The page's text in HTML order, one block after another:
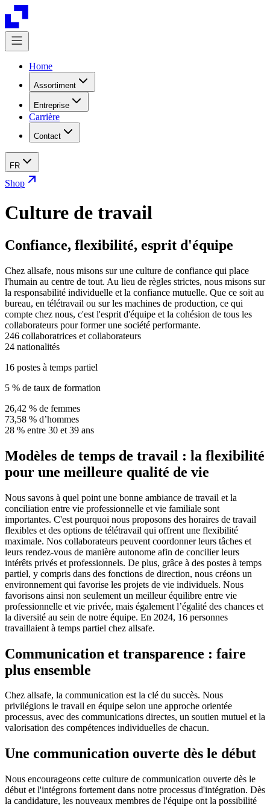
Home
Assortiment
Entreprise
Carrière
Contact
FR
Shop
Culture de travail
Confiance, flexibilité, esprit d'équipe
Chez allsafe, nous misons sur une culture de confiance qui place
l'humain au centre de tout. Au lieu de règles strictes, nous misons sur
la responsabilité individuelle et la confiance mutuelle. Que ce soit au
bureau, en télétravail ou sur les machines de production, ce qui
compte chez nous, c'est l'esprit d'équipe et la cohésion de tous les
collaborateurs pour former une société performante.
246 collaboratrices et collaborateurs
24 nationalités
16 postes à temps partiel
5 % de taux de formation
26,42 % de femmes
73,58 % d’hommes
28 % entre 30 et 39 ans
Modèles de temps de travail : la flexibilité
pour une meilleure qualité de vie
Nous savons à quel point une bonne ambiance de travail et la
conciliation entre vie professionnelle et vie familiale sont
importantes. C'est pourquoi nous proposons des horaires de travail
flexibles et des options de télétravail qui offrent une flexibilité
maximale. Nos collaborateurs peuvent coordonner leurs tâches et
leurs rendez-vous de manière autonome afin de concilier leurs
intérêts privés et professionnels. De plus, grâce à des postes à temps
partiel, y compris dans des fonctions de direction, nous créons un
environnement qui favorise les projets de vie individuels. Nous
favorisons ainsi non seulement un meilleur équilibre entre vie
professionnelle et vie privée, mais également l’égalité des chances et
la diversité au sein de notre équipe. En 2024, 16 personnes
travaillaient à temps partiel chez allsafe.
Communication et transparence : faire
plus ensemble
Chez allsafe, la communication est la clé du succès. Nous
privilégions le travail en équipe selon une approche orientée
processus, avec des communications directes, un soutien mutuel et la
valorisation des compétences individuelles de chacun.
Une communication ouverte dès le début
Nous encourageons cette culture de communication ouverte dès le
début et l'intégrons fortement dans notre processus d'intégration. Dès
la candidature, les nouveaux membres de l'équipe ont la possibilité